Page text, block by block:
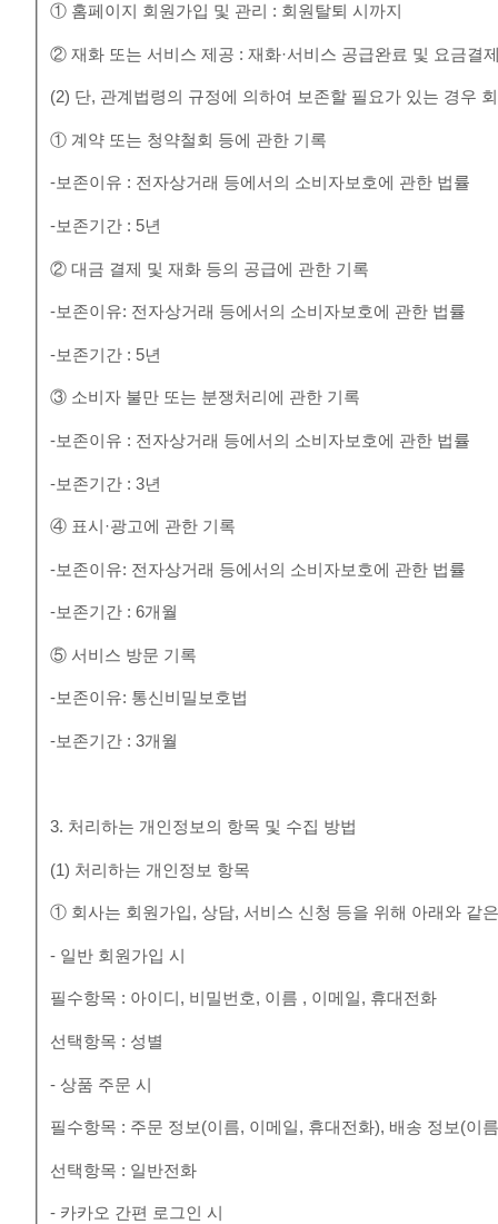
① 홈페이지 회원가입 및 관리 : 회원탈퇴 시까지
② 재화 또는 서비스 제공 : 재화·서비스 공급완료 및 요금결
(2) 단, 관계법령의 규정에 의하여 보존할 필요가 있는 경우
① 계약 또는 청약철회 등에 관한 기록
-보존이유 : 전자상거래 등에서의 소비자보호에 관한 법률
-보존기간 : 5년
② 대금 결제 및 재화 등의 공급에 관한 기록
-보존이유: 전자상거래 등에서의 소비자보호에 관한 법률
-보존기간 : 5년
③ 소비자 불만 또는 분쟁처리에 관한 기록
-보존이유 : 전자상거래 등에서의 소비자보호에 관한 법률
-보존기간 : 3년
④ 표시·광고에 관한 기록
-보존이유: 전자상거래 등에서의 소비자보호에 관한 법률
-보존기간 : 6개월
⑤ 서비스 방문 기록
-보존이유: 통신비밀보호법
-보존기간 : 3개월
3. 처리하는 개인정보의 항목 및 수집 방법
(1) 처리하는 개인정보 항목
① 회사는 회원가입, 상담, 서비스 신청 등을 위해 아래와 같
- 일반 회원가입 시
필수항목 : 아이디, 비밀번호, 이름 , 이메일, 휴대전화
선택항목 : 성별
- 상품 주문 시
필수항목 : 주문 정보(이름, 이메일, 휴대전화), 배송 정보(이
선택항목 : 일반전화
- 카카오 간편 로그인 시